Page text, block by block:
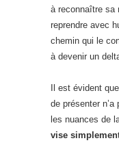
à reconnaître sa
reprendre avec
chemin qui le
à devenir un
Il est évident
de présenter
les nuances de
vise